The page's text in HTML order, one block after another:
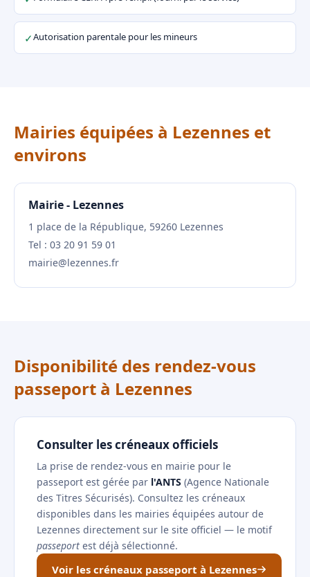
✓Autorisation parentale pour les mineurs
Mairies équipées à Lezennes et
environs
Mairie - Lezennes
1 place de la République, 59260 Lezennes
Tel : 03 20 91 59 01
mairie@lezennes.fr
Disponibilité des rendez-vous
passeport à Lezennes
Consulter les créneaux officiels
La prise de rendez-vous en mairie pour le
passeport est gérée par l'ANTS (Agence Nationale
des Titres Sécurisés). Consultez les créneaux
disponibles dans les mairies équipées autour de
Lezennes directement sur le site officiel — le motif
passeport est déjà sélectionné.
Voir les créneaux passeport à Lezennes